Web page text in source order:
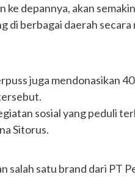
ke depannya, akan
di berbagai daerah secara
juga mendonasikan
sosial yang peduli
Sitorus.
salah satu brand dari PT